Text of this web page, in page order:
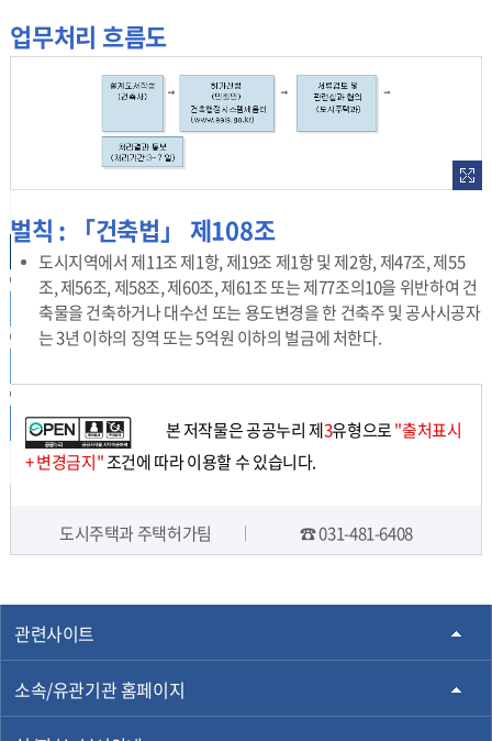
업무처리 흐름도
바로가기
처리결과 통보 (처리기간:7일)
벌칙 : 「건축법」 제108조
도시지역에서 제11조 제1항, 제19조 제1항 및 제2항, 제47조, 제55
조, 제56조, 제58조, 제60조, 제61조 또는 제77조의10을 위반하여 건
축물을 건축하거나 대수선 또는 용도변경을 한 건축주 및 공사시공자
는 3년 이하의 징역 또는 5억원 이하의 벌금에 처한다.
본 저작물은 공공누리 제3유형으로"출처표시
+ 변경금지"조건에 따라 이용할 수 있습니다.
도시주택과 주택허가팀 ☎ 031-481-6408
관련사이트
소속/유관기관 홈페이지